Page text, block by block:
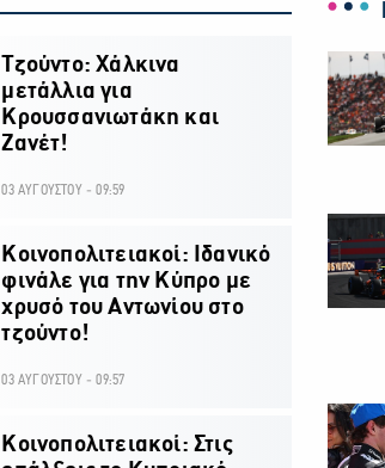
Τζούντο: Χάλκινα
μετάλλια για
Κρουσσανιωτάκη και
Ζανέτ!
03 ΑΥΓΟΥΣΤΟΥ - 09:59
Κοινοπολιτειακοί: Ιδανικό
φινάλε για την Κύπρο με
χρυσό του Αντωνίου στο
τζούντο!
03 ΑΥΓΟΥΣΤΟΥ - 09:57
Κοινοπολιτειακοί: Στις